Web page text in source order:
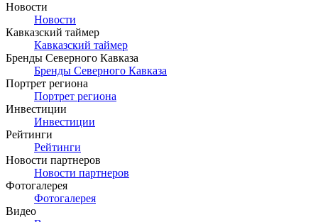
Новости
Новости
Кавказский таймер
Кавказский таймер
Бренды Северного Кавказа
Бренды Северного Кавказа
Портрет региона
Портрет региона
Инвестиции
Инвестиции
Рейтинги
Рейтинги
Новости партнеров
Новости партнеров
Фотогалерея
Фотогалерея
Видео